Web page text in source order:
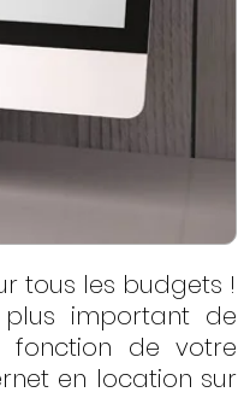
tous les budgets !
important de
fonction de votre
en location sur